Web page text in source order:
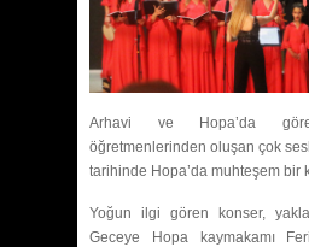
Arhavi ve Hopa’da
öğretmenlerinden oluşan çok
tarihinde Hopa’da muhteşem bir
Yoğun ilgi gören konser,
Geceye Hopa kaymakamı